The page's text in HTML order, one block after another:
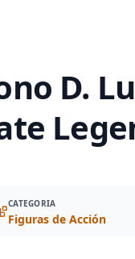
D.
CATEGORIA
Figuras de Acción